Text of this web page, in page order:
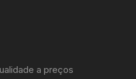
a preços